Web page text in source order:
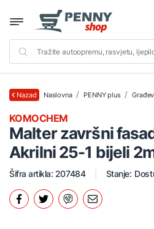
Nazad Naslovna PENNY plus
Malter završni
Akrilni 25-1 bijeli
KOMOCHEM
Šifra artikla: 207484 Stanje: